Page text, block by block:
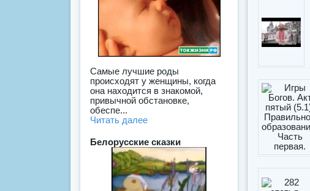
Самые лучшие роды
происходят у женщины, когда
она находится в знакомой,
привычной обстановке,
обеспе...
Читать далее
Белорусские сказки